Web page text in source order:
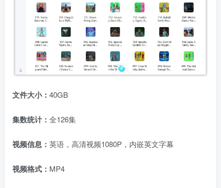
文件大小： 40GB
集数统计： 全126集
视频信息： 英语，高清视频1080P，内嵌英文字幕
视频格式： MP4